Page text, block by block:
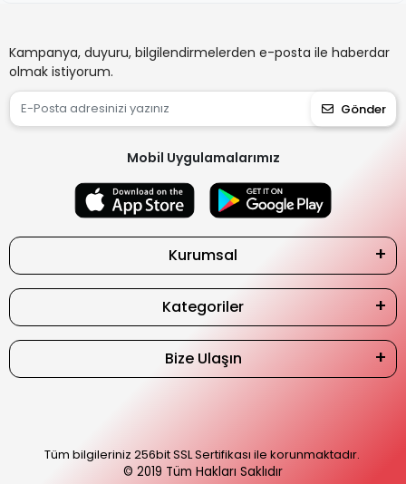
Kampanya, duyuru, bilgilendirmelerden e-posta ile haberdar
olmak istiyorum.
Gönder
Mobil Uygulamalarımız
Kurumsal
Kategoriler
Bize Ulaşın
Tüm bilgileriniz 256bit SSL Sertifikası ile korunmaktadır.
© 2019 Tüm Hakları Saklıdır